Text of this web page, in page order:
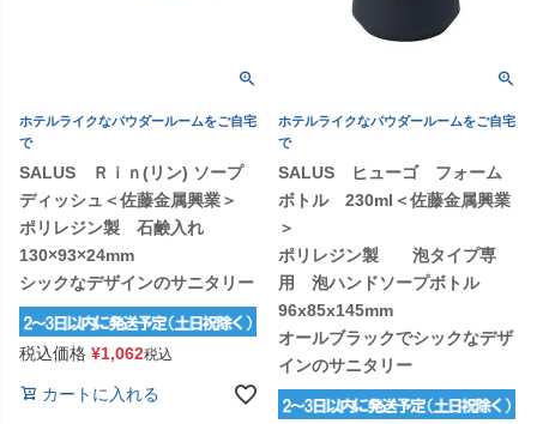
ホテルライクなパウダールームをご自宅
で
SALUS Ｒｉｎ(リン) ソープ
ディッシュ＜佐藤金属興業＞
ポリレジン製 石鹸入れ
130×93×24mm
シックなデザインのサニタリー
税込価格 ¥1,062税込
カートに入れる
ホテルライクなパウダールームをご自宅
で
SALUS ヒューゴ フォーム
ボトル 230ml＜佐藤金属興業
＞
ポリレジン製 泡タイプ専
用 泡ハンドソープボトル
96x85x145mm
オールブラックでシックなデザ
インのサニタリー